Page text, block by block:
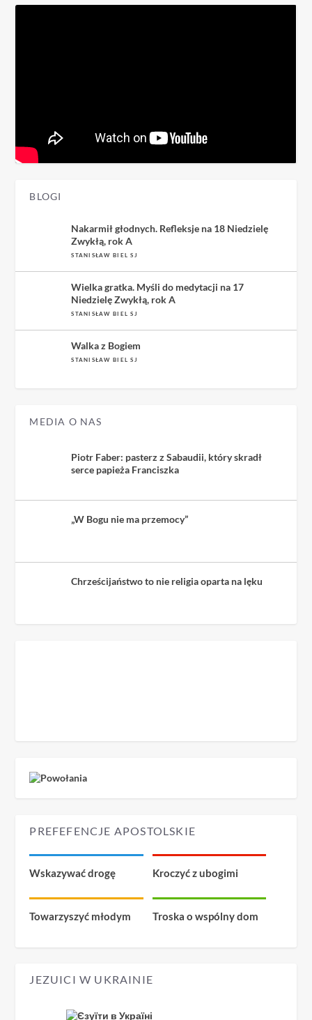
BLOGI
Nakarmił głodnych. Refleksje na 18 Niedzielę
Zwykłą, rok A
STANISŁAW BIEL SJ
Wielka gratka. Myśli do medytacji na 17
Niedzielę Zwykłą, rok A
STANISŁAW BIEL SJ
Walka z Bogiem
STANISŁAW BIEL SJ
MEDIA O NAS
Piotr Faber: pasterz z Sabaudii, który skradł
serce papieża Franciszka
„W Bogu nie ma przemocy”
Chrześcijaństwo to nie religia oparta na lęku
PREFEFENCJE APOSTOLSKIE
Wskazywać drogę Kroczyć z ubogimi
Towarzyszyć młodym Troska o wspólny dom
JEZUICI W UKRAINIE